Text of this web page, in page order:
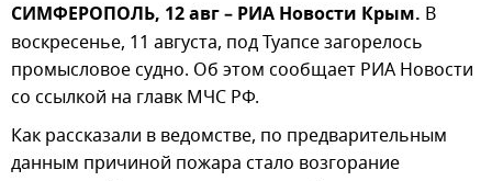
СИМФЕРОПОЛЬ, 12 авг – РИА Новости Крым. В
воскресенье, 11 августа, под Туапсе загорелось
промысловое судно. Об этом сообщает РИА Новости
со ссылкой на главк МЧС РФ.
Как рассказали в ведомстве, по предварительным
данным причиной пожара стало возгорание